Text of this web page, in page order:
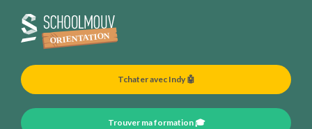
Tchater avec Indy 🤖
Trouver ma formation 🎓